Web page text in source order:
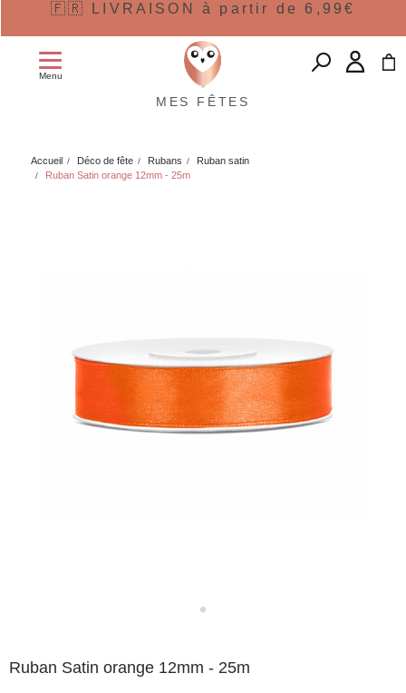
🇫🇷 LIVRAISON à partir de 6,99€
Menu
MES FÊTES
Accueil Déco de fête Rubans
Ruban satin
Ruban Satin orange 12mm - 25m
Ruban Satin orange 12mm - 25m